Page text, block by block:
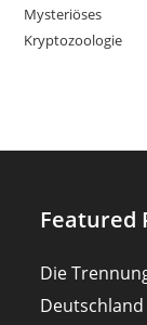
Mysteriöses
Kryptozoologie
Featured
Die
Deutschland